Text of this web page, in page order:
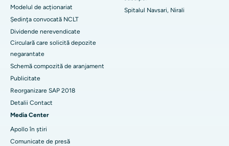
Modelul de acționariat
Şedinţa convocată NCLT
Dividende nerevendicate
Circulară care solicită depozite
negarantate
Schemă compozită de aranjament
Publicitate
Reorganizare SAP 2018
Detalii Contact
Media Center
Apollo în știri
Comunicate de presă
Spitalul Navsari, Nirali